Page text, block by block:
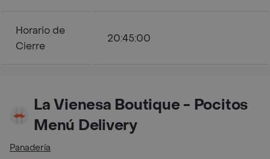
Horario de
Cierre
20:45:00
La Vienesa Boutique - Pocitos
Menú Delivery
Panadería